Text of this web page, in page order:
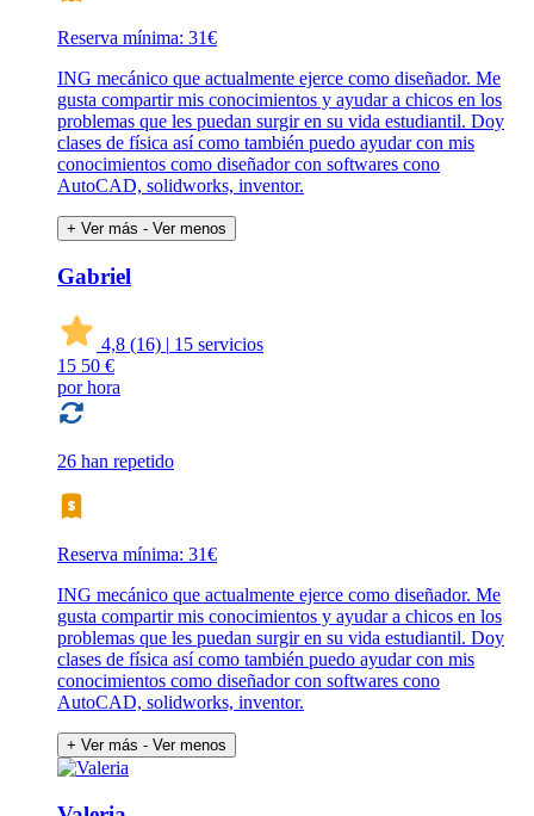
Reserva mínima: 31€
ING mecánico que actualmente ejerce como diseñador. Me
gusta compartir mis conocimientos y ayudar a chicos en los
problemas que les puedan surgir en su vida estudiantil. Doy
clases de física así como también puedo ayudar con mis
conocimientos como diseñador con softwares cono
AutoCAD, solidworks, inventor.
+ Ver más - Ver menos
Gabriel
4,8 (16) | 15 servicios
15 50 €
por hora
26 han repetido
Reserva mínima: 31€
ING mecánico que actualmente ejerce como diseñador. Me
gusta compartir mis conocimientos y ayudar a chicos en los
problemas que les puedan surgir en su vida estudiantil. Doy
clases de física así como también puedo ayudar con mis
conocimientos como diseñador con softwares cono
AutoCAD, solidworks, inventor.
+ Ver más - Ver menos